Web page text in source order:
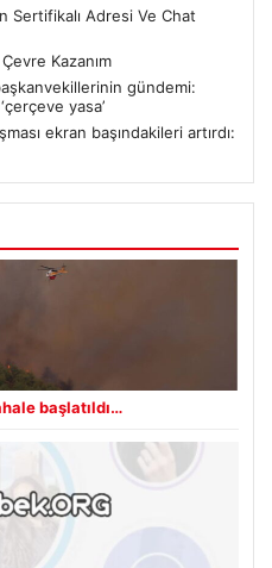
Sertifikalı Adresi Ve Chat
Kazanım
gündemi:
yasa’
ekran başındakileri artırdı:
başlatıldı…